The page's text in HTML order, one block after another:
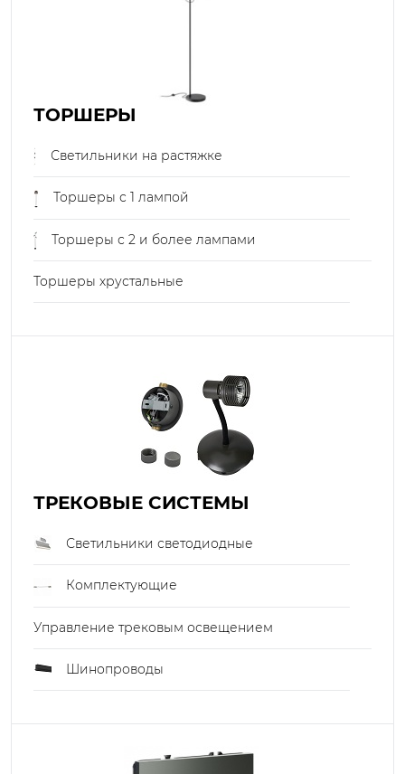
ТОРШЕРЫ
Светильники на растяжке
Торшеры с 1 лампой
Торшеры с 2 и более лампами
Торшеры хрустальные
ТРЕКОВЫЕ СИСТЕМЫ
Светильники светодиодные
Комплектующие
Управление трековым освещением
Шинопроводы